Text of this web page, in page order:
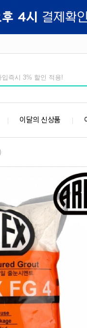
이달의 신상품